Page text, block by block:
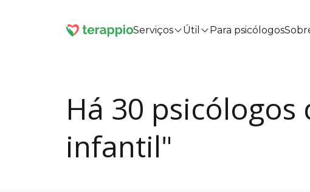
Serviços Útil Para psicólogos
Há 30
infantil"